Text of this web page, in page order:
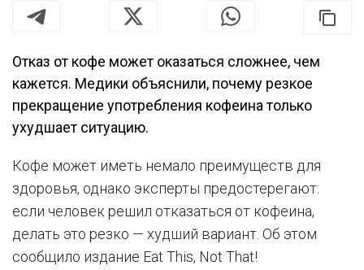
Отказ от кофе может оказаться сложнее, чем
кажется. Медики объяснили, почему резкое
прекращение употребления кофеина только
ухудшает ситуацию.
Кофе может иметь немало преимуществ для
здоровья, однако эксперты предостерегают:
если человек решил отказаться от кофеина,
делать это резко — худший вариант. Об этом
сообщило издание Eat This, Not That!